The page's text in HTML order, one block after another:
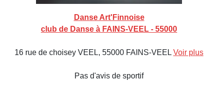
Danse Art'Finnoise
club de Danse à FAINS-VEEL - 55000
16 rue de choisey VEEL, 55000 FAINS-VEEL Voir plus
Pas d'avis de sportif